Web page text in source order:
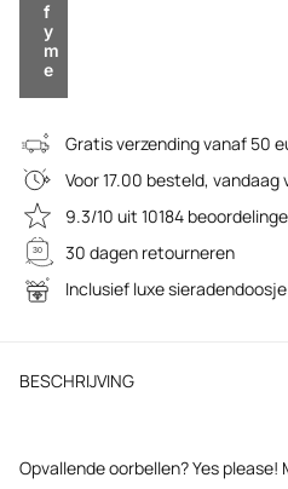
f
y
m
e
Gratis verzending vanaf 50
Voor 17.00 besteld, vandaag
9.3/10 uit 10184
30 dagen retourneren
Inclusief luxe sieradendoosje
BESCHRIJVING
Opvallende oorbellen? Yes